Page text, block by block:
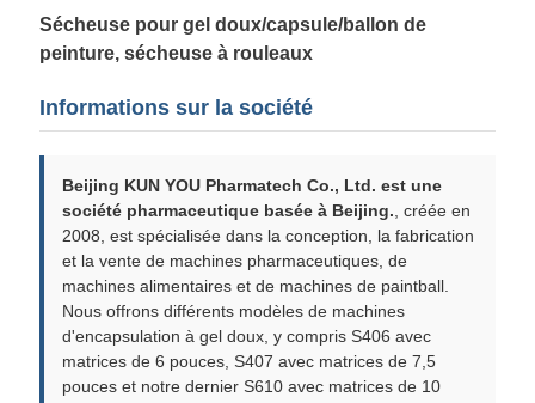
Sécheuse pour gel doux/capsule/ballon de
peinture, sécheuse à rouleaux
Informations sur la société
Beijing KUN YOU Pharmatech Co., Ltd. est une
société pharmaceutique basée à Beijing. , créée en
2008, est spécialisée dans la conception, la fabrication
et la vente de machines pharmaceutiques, de
machines alimentaires et de machines de paintball.
Nous offrons différents modèles de machines
d'encapsulation à gel doux, y compris S406 avec
matrices de 6 pouces, S407 avec matrices de 7,5
pouces et notre dernier S610 avec matrices de 10